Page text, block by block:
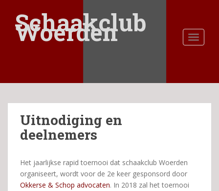
a
Schaakclub
Woerden
Uitnodiging en
deelnemers
Het jaarlijkse rapid toernooi dat schaakclub Woerden
organiseert, wordt voor de 2e keer gesponsord door
Okkerse & Schop advocaten. In 2018 zal het toernooi